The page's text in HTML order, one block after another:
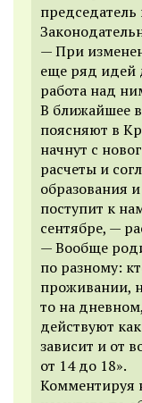
— При
еще ряд идей
работа над
В ближайшее
поясняют в
начнут с
расчеты и
образования
поступит к
сентябре, —
— Вообще
по разному:
проживании,
то на
действуют
зависит и от
от 14 до 18».
Комментируя